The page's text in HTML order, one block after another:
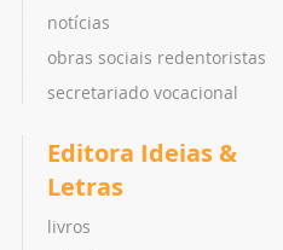
notícias
obras sociais redentoristas
secretariado vocacional
Editora Ideias &
Letras
livros